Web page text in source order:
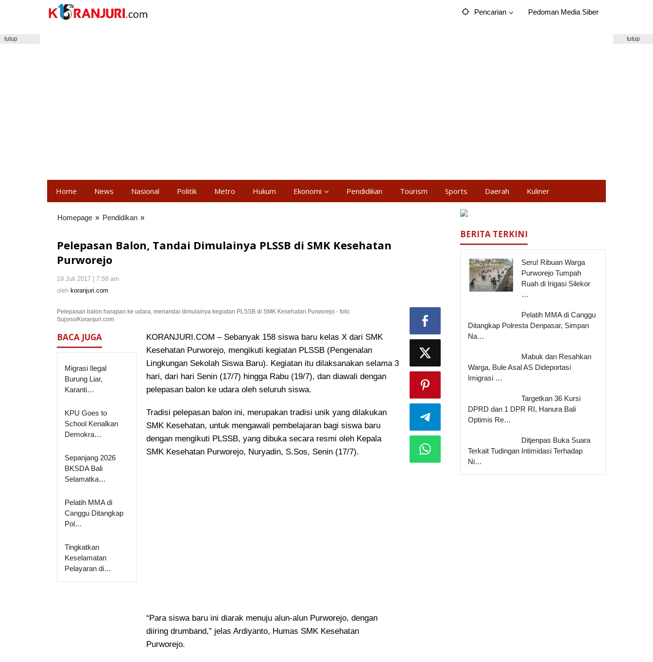
Pencarian Pedoman Media Siber
Home News Nasional Politik Metro Hukum Ekonomi Pendidikan Tourism Sports Daerah Kuliner
tutup tutup
Homepage » Pendidikan »
Dimulainya
Pelepasan Balon, Tandai Dimulainya PLSSB di SMK Kesehatan
Purworejo
19 Juli 2017 | 7:58 am
oleh koranjuri.com
Pelepasan balon harapan ke udara, menandai dimulainya kegiatan PLSSB di SMK Kesehatan Purworejo - foto:
Sujono/Koranjuri.com
BACA JUGA
Migrasi Ilegal
Burung Liar,
Karanti…
KPU Goes to
School Kenalkan
Demokra…
Sepanjang 2026
BKSDA Bali
Selamatka…
Pelatih MMA di
Canggu Ditangkap
Pol…
Tingkatkan
Keselamatan
Pelayaran di…
KORANJURI.COM – Sebanyak 158 siswa baru kelas X dari SMK
Kesehatan Purworejo, mengikuti kegiatan PLSSB (Pengenalan
Lingkungan Sekolah Siswa Baru). Kegiatan itu dilaksanakan selama 3
hari, dari hari Senin (17/7) hingga Rabu (19/7), dan diawali dengan
pelepasan balon ke udara oleh seluruh siswa.
Tradisi pelepasan balon ini, merupakan tradisi unik yang dilakukan
SMK Kesehatan, untuk mengawali pembelajaran bagi siswa baru
dengan mengikuti PLSSB, yang dibuka secara resmi oleh Kepala
SMK Kesehatan Purworejo, Nuryadin, S.Sos, Senin (17/7).
“Para siswa baru ini diarak menuju alun-alun Purworejo, dengan
diiring drumband,” jelas Ardiyanto, Humas SMK Kesehatan
Purworejo.
BERITA TERKINI
Seru! Ribuan Warga
Purworejo Tumpah
Ruah di Irigasi Silekor
…
Pelatih MMA di Canggu
Ditangkap Polresta Denpasar, Simpan
Na…
Mabuk dan Resahkan
Warga, Bule Asal AS Dideportasi
Imigrasi …
Targetkan 36 Kursi
DPRD dan 1 DPR RI, Hanura Bali
Optimis Re…
Ditjenpas Buka Suara
Terkait Tudingan Intimidasi Terhadap
Ni…